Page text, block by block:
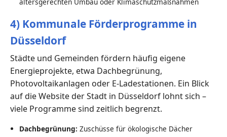
4) Kommunale Förderprogramme in
Düsseldorf
Städte und Gemeinden fördern häufig eigene
Energieprojekte, etwa Dachbegrünung,
Photovoltaikanlagen oder E-Ladestationen. Ein Blick
auf die Website der Stadt in Düsseldorf lohnt sich –
viele Programme sind zeitlich begrenzt.
Dachbegrünung: Zuschüsse für ökologische Dächer